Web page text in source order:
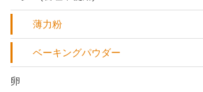
薄力粉
ベーキングパウダー
卵